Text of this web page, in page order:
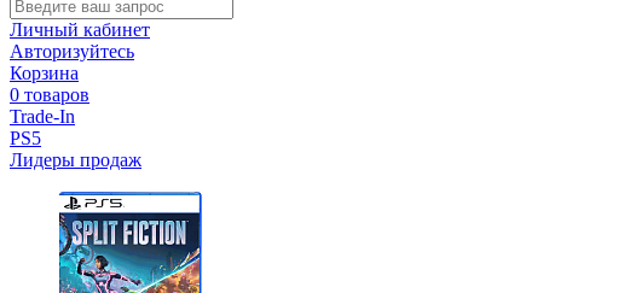
Личный кабинет
Авторизуйтесь
Корзина
0 товаров
Trade-In
PS5
Лидеры продаж